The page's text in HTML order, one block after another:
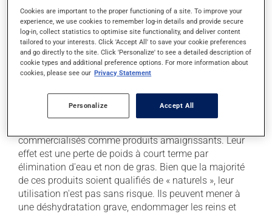
Les tisanes diurétiques sont-elles efficaces et
sécuritaires?
Bien que certains produits de santé naturels possèdent
des propriétés diurétiques, aucune étude de qualité ne
supporte que ceux-ci soient suffisants pour corriger un
problème d'enflure, et encore moins un problème au
commercialisés comme produits amaigrissants. Leur
effet est une perte de poids à court terme par
élimination d'eau et non de gras. Bien que la majorité
de ces produits soient qualifiés de « naturels », leur
utilisation n'est pas sans risque. Ils peuvent mener à
une déshydratation grave, endommager les reins et
Cookies are important to the proper functioning of a site. To improve your
experience, we use cookies to remember log-in details and provide secure
log-in, collect statistics to optimise site functionality, and deliver content
tailored to your interests. Click 'Accept All' to save your cookie preferences
and go directly to the site. Click 'Personalize' to see a detailed description of
cookie types and additional preference options. For more information about
cookies, please see our Privacy Statement
Personalize Accept All